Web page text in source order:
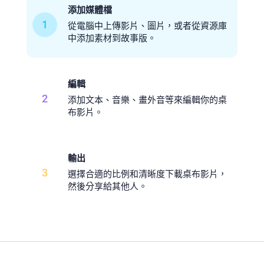
1
添加媒體檔
從電腦中上傳影片、圖片，或者從資源庫
中添加素材到故事版。
2
編輯
添加文本、音樂、畫外音等來編輯你的桌
布影片。
3
輸出
選擇合適的比例和清晰度下載桌布影片，
然後分享給其他人。